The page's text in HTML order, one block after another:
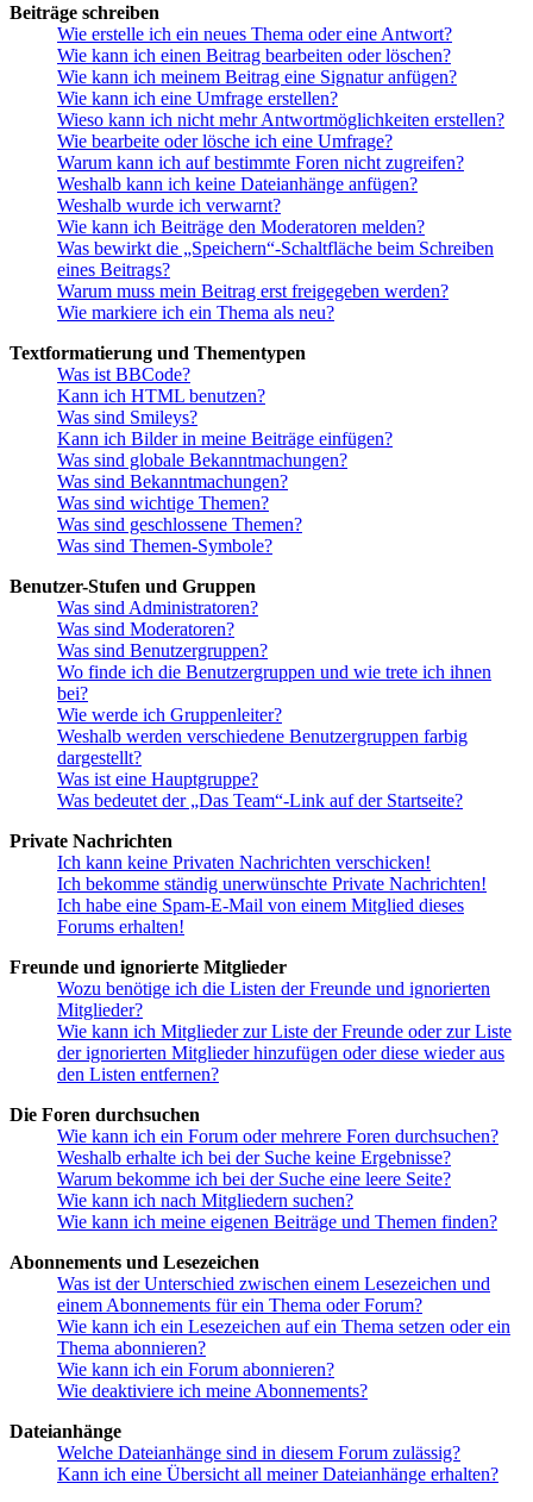
Beiträge schreiben
Wie erstelle ich ein neues Thema oder eine Antwort?
Wie kann ich einen Beitrag bearbeiten oder löschen?
Wie kann ich meinem Beitrag eine Signatur anfügen?
Wie kann ich eine Umfrage erstellen?
Wieso kann ich nicht mehr Antwortmöglichkeiten erstellen?
Wie bearbeite oder lösche ich eine Umfrage?
Warum kann ich auf bestimmte Foren nicht zugreifen?
Weshalb kann ich keine Dateianhänge anfügen?
Weshalb wurde ich verwarnt?
Wie kann ich Beiträge den Moderatoren melden?
Was bewirkt die „Speichern“-Schaltfläche beim Schreiben
eines Beitrags?
Warum muss mein Beitrag erst freigegeben werden?
Wie markiere ich ein Thema als neu?
Textformatierung und Thementypen
Was ist BBCode?
Kann ich HTML benutzen?
Was sind Smileys?
Kann ich Bilder in meine Beiträge einfügen?
Was sind globale Bekanntmachungen?
Was sind Bekanntmachungen?
Was sind wichtige Themen?
Was sind geschlossene Themen?
Was sind Themen-Symbole?
Benutzer-Stufen und Gruppen
Was sind Administratoren?
Was sind Moderatoren?
Was sind Benutzergruppen?
Wo finde ich die Benutzergruppen und wie trete ich ihnen
bei?
Wie werde ich Gruppenleiter?
Weshalb werden verschiedene Benutzergruppen farbig
dargestellt?
Was ist eine Hauptgruppe?
Was bedeutet der „Das Team“-Link auf der Startseite?
Private Nachrichten
Ich kann keine Privaten Nachrichten verschicken!
Ich bekomme ständig unerwünschte Private Nachrichten!
Ich habe eine Spam-E-Mail von einem Mitglied dieses
Forums erhalten!
Freunde und ignorierte Mitglieder
Wozu benötige ich die Listen der Freunde und ignorierten
Mitglieder?
Wie kann ich Mitglieder zur Liste der Freunde oder zur Liste
der ignorierten Mitglieder hinzufügen oder diese wieder aus
den Listen entfernen?
Die Foren durchsuchen
Wie kann ich ein Forum oder mehrere Foren durchsuchen?
Weshalb erhalte ich bei der Suche keine Ergebnisse?
Warum bekomme ich bei der Suche eine leere Seite?
Wie kann ich nach Mitgliedern suchen?
Wie kann ich meine eigenen Beiträge und Themen finden?
Abonnements und Lesezeichen
Was ist der Unterschied zwischen einem Lesezeichen und
einem Abonnements für ein Thema oder Forum?
Wie kann ich ein Lesezeichen auf ein Thema setzen oder ein
Thema abonnieren?
Wie kann ich ein Forum abonnieren?
Wie deaktiviere ich meine Abonnements?
Dateianhänge
Welche Dateianhänge sind in diesem Forum zulässig?
Kann ich eine Übersicht all meiner Dateianhänge erhalten?